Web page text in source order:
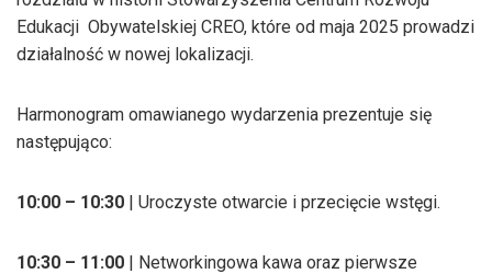
Edukacji Obywatelskiej CREO, które od maja 2025 prowadzi
działalność w nowej lokalizacji.
Harmonogram omawianego wydarzenia prezentuje się
następująco:
10:00 – 10:30 | Uroczyste otwarcie i przecięcie wstęgi.
10:30 – 11:00 | Networkingowa kawa oraz pierwsze